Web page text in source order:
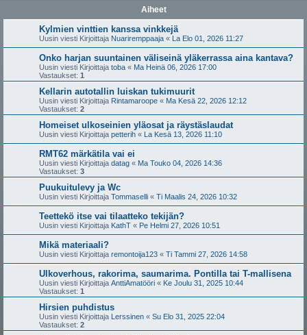
Aiheet
Kylmien vinttien kanssa vinkkejä
Uusin viesti Kirjoittaja Nuariremppaaja « La Elo 01, 2026 11:27
Onko harjan suuntainen väliseinä yläkerrassa aina kantava?
Uusin viesti Kirjoittaja toba « Ma Heinä 06, 2026 17:00
Vastaukset: 1
Kellarin autotallin luiskan tukimuurit
Uusin viesti Kirjoittaja Rintamaroope « Ma Kesä 22, 2026 12:12
Vastaukset: 2
Homeiset ulkoseinien yläosat ja räystäslaudat
Uusin viesti Kirjoittaja petterih « La Kesä 13, 2026 11:10
RMT62 märkätila vai ei
Uusin viesti Kirjoittaja datag « Ma Touko 04, 2026 14:36
Vastaukset: 3
Puukuitulevy ja Wc
Uusin viesti Kirjoittaja Tommaselli « Ti Maalis 24, 2026 10:32
Teettekö itse vai tilaatteko tekijän?
Uusin viesti Kirjoittaja KathT « Pe Helmi 27, 2026 10:51
Mikä materiaali?
Uusin viesti Kirjoittaja remontoija123 « Ti Tammi 27, 2026 14:58
Ulkoverhous, rakorima, saumarima. Pontilla tai T-mallisena
Uusin viesti Kirjoittaja AnttiAmatööri « Ke Joulu 31, 2025 10:44
Vastaukset: 1
Hirsien puhdistus
Uusin viesti Kirjoittaja Lerssinen « Su Elo 31, 2025 22:04
Vastaukset: 2